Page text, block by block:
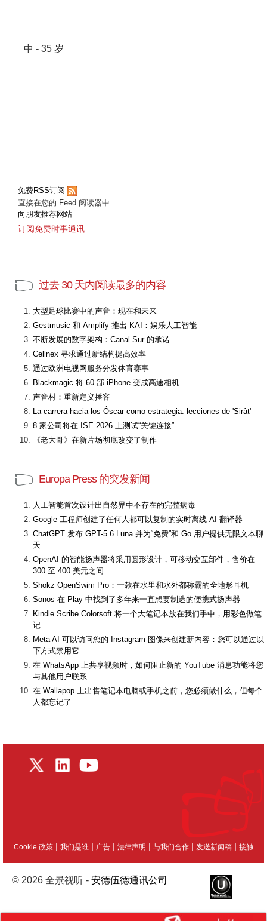
中 - 35 岁
免费RSS订阅
直接在您的 Feed 阅读器中
向朋友推荐网站
订阅免费时事通讯
过去 30 天内阅读最多的内容
大型足球比赛中的声音：现在和未来
Gestmusic 和 Amplify 推出 KAI：娱乐人工智能
不断发展的数字架构：Canal Sur 的承诺
Cellnex 寻求通过新结构提高效率
通过欧洲电视网服务分发体育赛事
Blackmagic 将 60 部 iPhone 变成高速相机
声音村：重新定义播客
La carrera hacia los Óscar como estrategia: lecciones de 'Sirât'
8 家公司将在 ISE 2026 上测试“关键连接”
《老大哥》在新片场彻底改变了制作
Europa Press 的突发新闻
人工智能首次设计出自然界中不存在的完整病毒
Google 工程师创建了任何人都可以复制的实时离线 AI 翻译器
ChatGPT 发布 GPT-5.6 Luna 并为“免费”和 Go 用户提供无限文本聊
天
OpenAI 的智能扬声器将采用圆形设计，可移动交互部件，售价在
300 至 400 美元之间
Shokz OpenSwim Pro：一款在水里和水外都称霸的全地形耳机
Sonos 在 Play 中找到了多年来一直想要制造的便携式扬声器
Kindle Scribe Colorsoft 将一个大笔记本放在我们手中，用彩色做笔
记
Meta AI 可以访问您的 Instagram 图像来创建新内容：您可以通过以
下方式禁用它
在 WhatsApp 上共享视频时，如何阻止新的 YouTube 消息功能将您
与其他用户联系
在 Wallapop 上出售笔记本电脑或手机之前，您必须做什么，但每个
人都忘记了
Cookie 政策 | 我们是谁 | 广告 | 法律声明 | 与我们合作 | 发送新闻稿 | 接触
© 2026 全景视听 - 安德伍德通讯公司